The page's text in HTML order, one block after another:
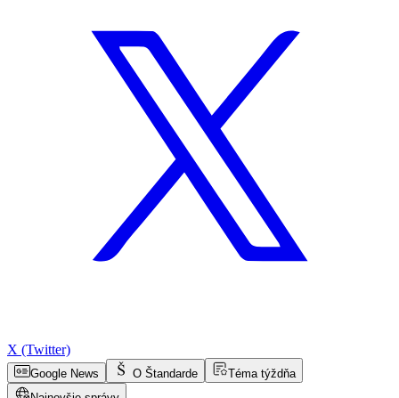
X (Twitter)
Google News O Štandarde
Téma týždňa